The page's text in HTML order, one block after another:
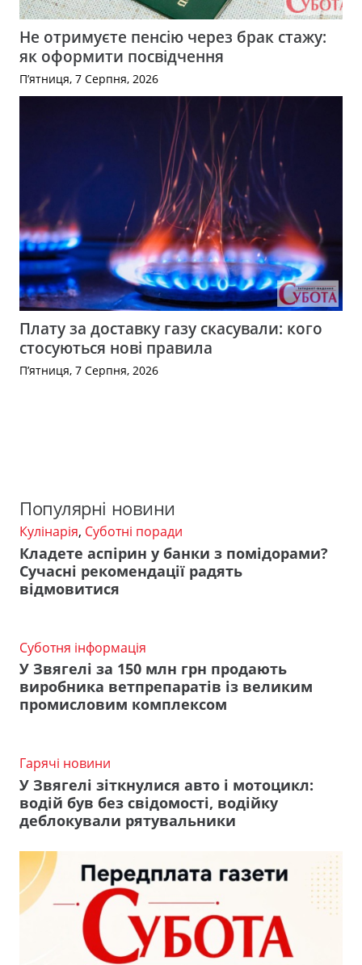
Не отримуєте пенсію через брак стажу:
як оформити посвідчення
П’ятниця, 7 Серпня, 2026
Плату за доставку газу скасували: кого
стосуються нові правила
П’ятниця, 7 Серпня, 2026
Популярні новини
Кулінарія, Суботні поради
Кладете аспірин у банки з помідорами?
Сучасні рекомендації радять
відмовитися
Суботня інформація
У Звягелі за 150 млн грн продають
виробника ветпрепаратів із великим
промисловим комплексом
Гарячі новини
У Звягелі зіткнулися авто і мотоцикл:
водій був без свідомості, водійку
деблокували рятувальники